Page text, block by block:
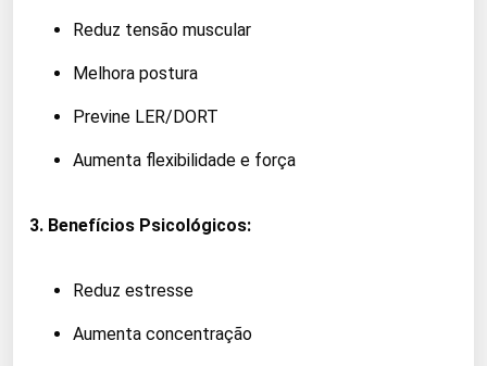
Reduz tensão muscular
Melhora postura
Previne LER/DORT
Aumenta flexibilidade e força
3. Benefícios Psicológicos:
Reduz estresse
Aumenta concentração